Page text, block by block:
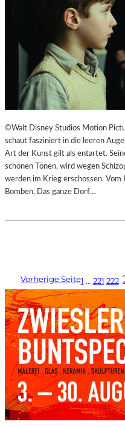
©Walt Disney Studios Motion
schaut fasziniert in die leeren
Art der Kunst gilt als entartet.
schönen Tönen, wird wegen
werden im Krieg erschossen.
Bomben. Das ganze Dorf…
Vorherige Seite1 … 221 222